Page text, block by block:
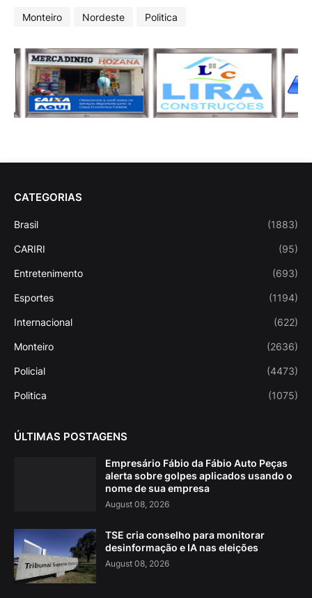
Monteiro Nordeste Politica
CATEGORIAS
Brasil (1883)
CARIRI (95)
Entretenimento (693)
Esportes (1194)
Internacional (622)
Monteiro (2636)
Policial (4473)
Politica (1075)
ÚLTIMAS POSTAGENS
Empresário Fábio da Fábio Auto Peças
alerta sobre golpes aplicados usando o
nome de sua empresa
August 08, 2026
TSE cria conselho para monitorar
desinformação e IA nas eleições
August 08, 2026